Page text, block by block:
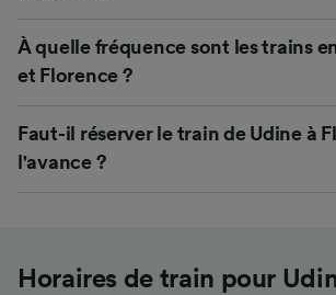
À quelle fréquence sont les trains
et Florence ?
Faut-il réserver le train de Udine à
l'avance ?
Horaires de train pour